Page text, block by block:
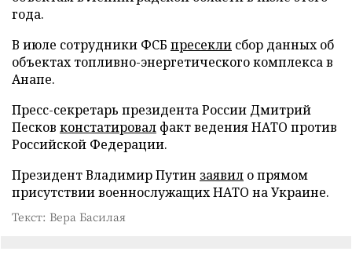
года.
В июле сотрудники ФСБ пресекли сбор данных об
объектах топливно-энергетического комплекса в
Анапе.
Пресс-секретарь президента России Дмитрий
Песков констатировал факт ведения НАТО против
Российской Федерации.
Президент Владимир Путин заявил о прямом
присутствии военнослужащих НАТО на Украине.
Текст: Вера Басилая